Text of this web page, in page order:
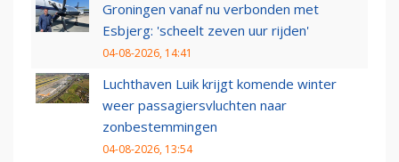
Groningen vanaf nu verbonden met
Esbjerg: 'scheelt zeven uur rijden'
04-08-2026, 14:41
Luchthaven Luik krijgt komende winter
weer passagiersvluchten naar
zonbestemmingen
04-08-2026, 13:54